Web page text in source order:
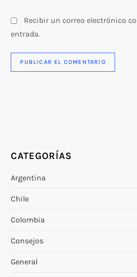
Recibir un correo electrónico
entrada.
CATEGORÍAS
Argentina
Chile
Colombia
Consejos
General